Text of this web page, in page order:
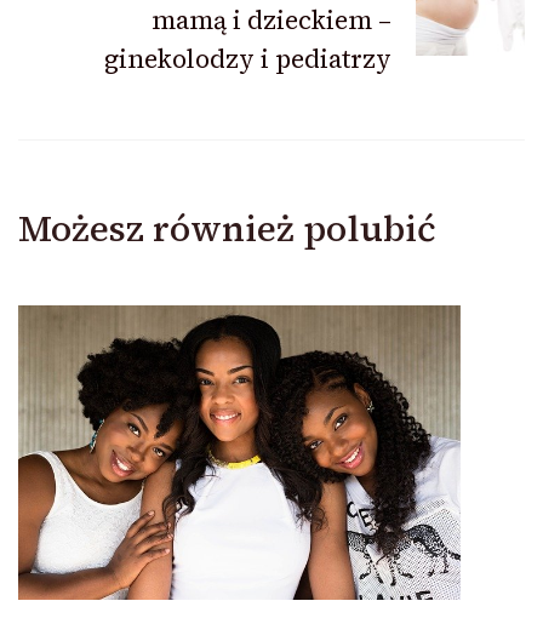
mamą i dzieckiem –
ginekolodzy i pediatrzy
Możesz również polubić